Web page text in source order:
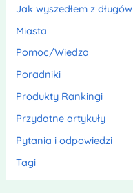
Jak wyszedłem z długów
Miasta
Pomoc/Wiedza
Poradniki
Produkty Rankingi
Przydatne artykuły
Pytania i odpowiedzi
Tagi